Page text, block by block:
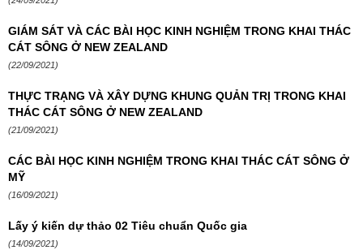
GIÁM SÁT VÀ CÁC BÀI HỌC KINH NGHIỆM TRONG KHAI THÁC
CÁT SÔNG Ở NEW ZEALAND
(22/09/2021)
THỰC TRẠNG VÀ XÂY DỰNG KHUNG QUẢN TRỊ TRONG KHAI
THÁC CÁT SÔNG Ở NEW ZEALAND
(21/09/2021)
CÁC BÀI HỌC KINH NGHIỆM TRONG KHAI THÁC CÁT SÔNG Ở
MỸ
(16/09/2021)
Lấy ý kiến dự thảo 02 Tiêu chuẩn Quốc gia
(14/09/2021)